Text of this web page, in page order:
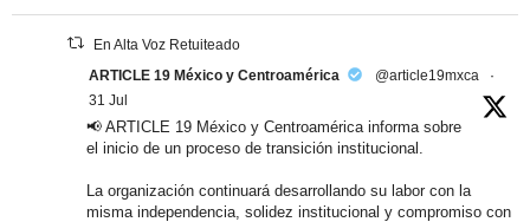
En Alta Voz Retuiteado
ARTICLE 19 México y Centroamérica
@article19mxca
·
31 Jul
📢 ARTICLE 19 México y Centroamérica informa sobre
el inicio de un proceso de transición institucional.
La organización continuará desarrollando su labor con la
misma independencia, solidez institucional y compromiso con